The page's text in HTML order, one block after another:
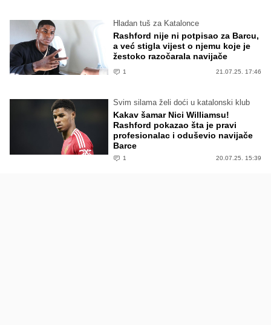
Hladan tuš za Katalonce
Rashford nije ni potpisao za Barcu,
a već stigla vijest o njemu koje je
žestoko razočarala navijače
1 21.07.25. 17:46
Svim silama želi doći u katalonski klub
Kakav šamar Nici Williamsu!
Rashford pokazao šta je pravi
profesionalac i oduševio navijače
Barce
1 20.07.25. 15:39